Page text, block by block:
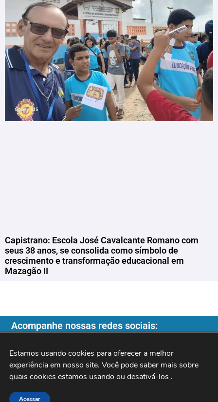
Capistrano: Escola José Cavalcante Romano com
seus 38 anos, se consolida como símbolo de
crescimento e transformação educacional em
Mazagão II
Acompanhe nossas redes sociais:
Copyright ©️ 2026| Programa do Rochinha |
Estamos usando cookies para oferecer a melhor
experiência em nosso site. Você pode saber mais sobre
quais cookies estamos usando ou desativá-los .
Acessar